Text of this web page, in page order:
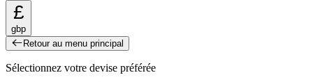
£
gbp
Retour au menu principal
Sélectionnez votre devise préférée